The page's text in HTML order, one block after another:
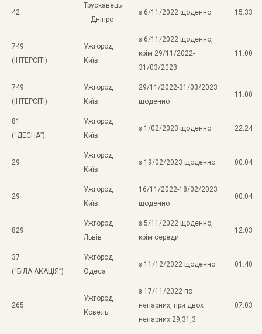
42
Трускавець
— Дніпро
з 6/11/2022 щоденно 15:33
749
(ІНТЕРСІТІ)
Ужгород —
Київ
з 6/11/2022 щоденно,
крім 29/11/2022-
31/03/2023
11:00
749
(ІНТЕРСІТІ)
Ужгород —
Київ
29/11/2022-31/03/2023
щоденно
11:00
81
(“ДЕСНА”)
Ужгород —
Київ
з 1/02/2023 щоденно 22:24
29
Ужгород —
Київ
з 19/02/2023 щоденно 00:04
29
Ужгород —
Київ
16/11/2022-18/02/2023
щоденно
00:04
829
Ужгород —
Львів
з 5/11/2022 щоденно,
крім середи
12:03
37
(“БІЛА АКАЦІЯ”)
Ужгород —
Одеса
з 11/12/2022 щоденно 01:40
265
Ужгород —
Ковель
з 17/11/2022 по
непарних, при двох
непарних 29,31,3
07:03